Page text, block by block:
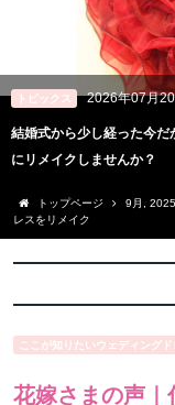
トピックス 2026年07月
結婚式から少し経った今だ
にリメイクしませんか？
トップページ
9月,
レスをリメイク
ここが知りたいウェディングド
花嫁さまの声